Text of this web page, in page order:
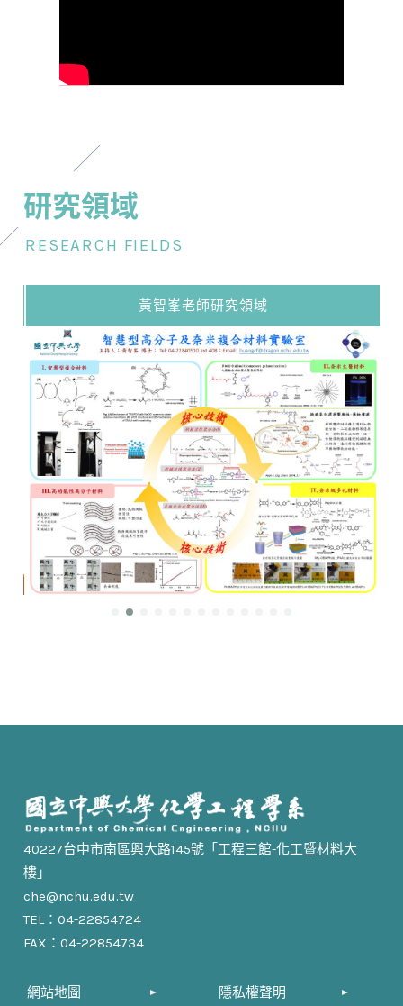
研究領域
RESEARCH FIELDS
黃智峯老師研究領域
40227台中市南區興大路145號「工程三館-化工暨材料大
樓」
che@nchu.edu.tw
TEL：04-22854724
FAX：04-22854734
網站地圖 隱私權聲明